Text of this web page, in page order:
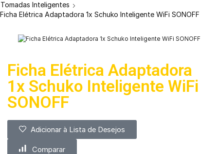
Tomadas Inteligentes
Ficha Elétrica Adaptadora 1x Schuko Inteligente WiFi SONOFF
Ficha Elétrica Adaptadora
1x Schuko Inteligente WiFi
SONOFF
Adicionar à Lista de Desejos
Comparar